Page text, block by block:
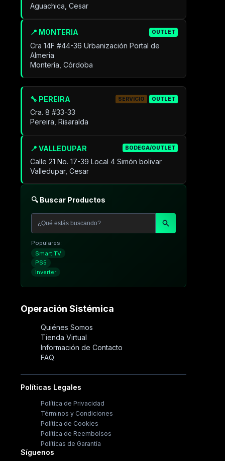
Aguachica, Cesar
📍 MONTERIA OUTLET
Cra 14F #44-36 Urbanización Portal de
Almeria
Montería, Córdoba
📍 VALLEDUPAR BODEGA/OUTLET
Calle 21 No. 17-39 Local 4 Simón bolivar
Valledupar, Cesar
🔧 PEREIRA SERVICIO OUTLET
Cra. 8 #33-33
Pereira, Risaralda
🔍 Buscar Productos
Populares:
Smart TV
PS5
Inverter
Operación Sistémica
Quiénes Somos
Tienda Virtual
Información de Contacto
FAQ
Políticas Legales
Política de Privacidad
Términos y Condiciones
Política de Cookies
Política de Reembolsos
Políticas de Garantía
Síguenos